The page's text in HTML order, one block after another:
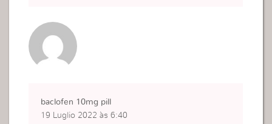
baclofen 10mg pill
19 Luglio 2022 às 6:40